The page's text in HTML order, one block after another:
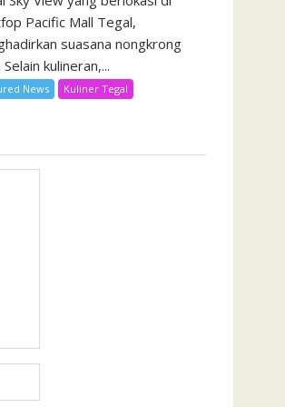
Pacific Mall Tegal,
suasana nongkrong
kulineran,...
News Kuliner Tegal